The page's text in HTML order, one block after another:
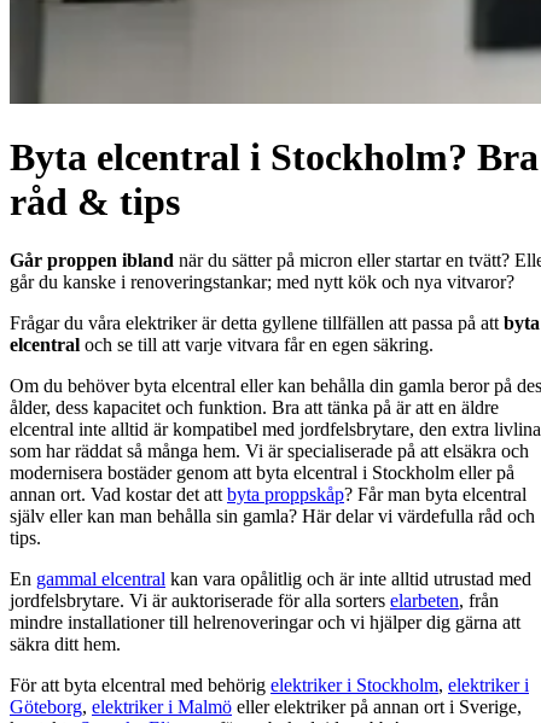
Byta elcentral i Stockholm? Bra
råd & tips
Går proppen ibland när du sätter på micron eller startar en tvätt?
går du kanske i renoveringstankar; med nytt kök och nya vitvaror?
Frågar du våra elektriker är detta gyllene tillfällen att passa på att byta
elcentral och se till att varje vitvara får en egen säkring.
Om du behöver byta elcentral eller kan behålla din gamla beror på
ålder, dess kapacitet och funktion. Bra att tänka på är att en äldre
elcentral inte alltid är kompatibel med jordfelsbrytare, den extra livlina
som har räddat så många hem. Vi är specialiserade på att elsäkra och
modernisera bostäder genom att byta elcentral i Stockholm eller på
annan ort. Vad kostar det att byta proppskåp? Får man byta elcentral
själv eller kan man behålla sin gamla? Här delar vi värdefulla råd och
tips.
En gammal elcentral kan vara opålitlig och är inte alltid utrustad med
jordfelsbrytare. Vi är auktoriserade för alla sorters elarbeten, från
mindre installationer till helrenoveringar och vi hjälper dig gärna att
säkra ditt hem.
För att byta elcentral med behörig elektriker i Stockholm, elektriker i
Göteborg, elektriker i Malmö eller elektriker på annan ort i Sverige,